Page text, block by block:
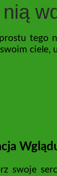
tego
ciele,
swoje